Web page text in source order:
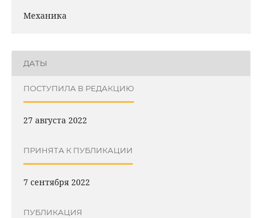
Механика
ДАТЫ
ПОСТУПИЛА В РЕДАКЦИЮ
27 августа 2022
ПРИНЯТА К ПУБЛИКАЦИИ
7 сентября 2022
ПУБЛИКАЦИЯ